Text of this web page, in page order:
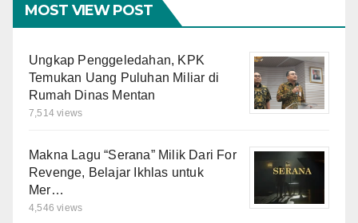
MOST VIEW POST
Ungkap Penggeledahan, KPK
Temukan Uang Puluhan Miliar di
Rumah Dinas Mentan
7,514 views
Makna Lagu “Serana” Milik Dari For
Revenge, Belajar Ikhlas untuk
Mer…
4,546 views